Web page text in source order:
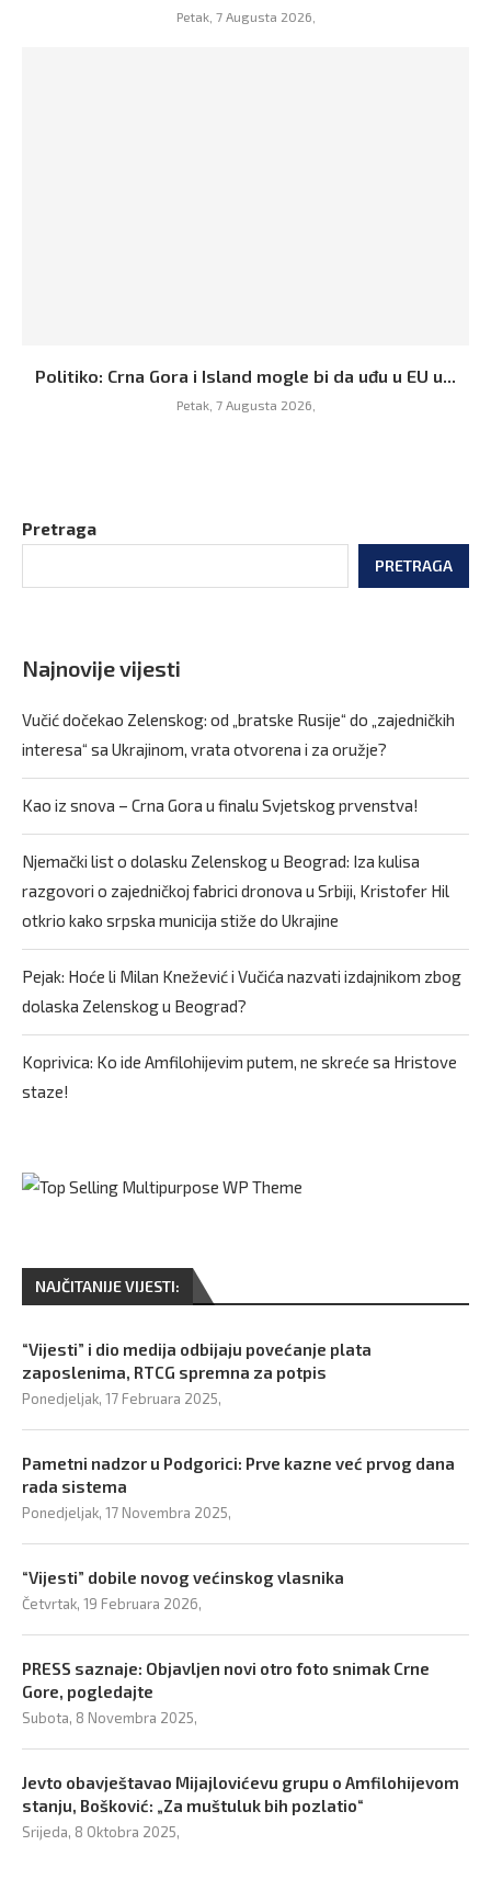
Petak, 7 Augusta 2026,
Politiko: Crna Gora i Island mogle bi da uđu u EU u...
Petak, 7 Augusta 2026,
Pretraga
PRETRAGA
Najnovije vijesti
Vučić dočekao Zelenskog: od „bratske Rusije“ do „zajedničkih
interesa“ sa Ukrajinom, vrata otvorena i za oružje?
Kao iz snova – Crna Gora u finalu Svjetskog prvenstva!
Njemački list o dolasku Zelenskog u Beograd: Iza kulisa
razgovori o zajedničkoj fabrici dronova u Srbiji, Kristofer Hil
otkrio kako srpska municija stiže do Ukrajine
Pejak: Hoće li Milan Knežević i Vučića nazvati izdajnikom zbog
dolaska Zelenskog u Beograd?
Koprivica: Ko ide Amfilohijevim putem, ne skreće sa Hristove
staze!
NAJČITANIJE VIJESTI:
“Vijesti” i dio medija odbijaju povećanje plata
zaposlenima, RTCG spremna za potpis
Ponedjeljak, 17 Februara 2025,
Pametni nadzor u Podgorici: Prve kazne već prvog dana
rada sistema
Ponedjeljak, 17 Novembra 2025,
“Vijesti” dobile novog većinskog vlasnika
Četvrtak, 19 Februara 2026,
PRESS saznaje: Objavljen novi otro foto snimak Crne
Gore, pogledajte
Subota, 8 Novembra 2025,
Jevto obavještavao Mijajlovićevu grupu o Amfilohijevom
stanju, Bošković: „Za muštuluk bih pozlatio“
Srijeda, 8 Oktobra 2025,